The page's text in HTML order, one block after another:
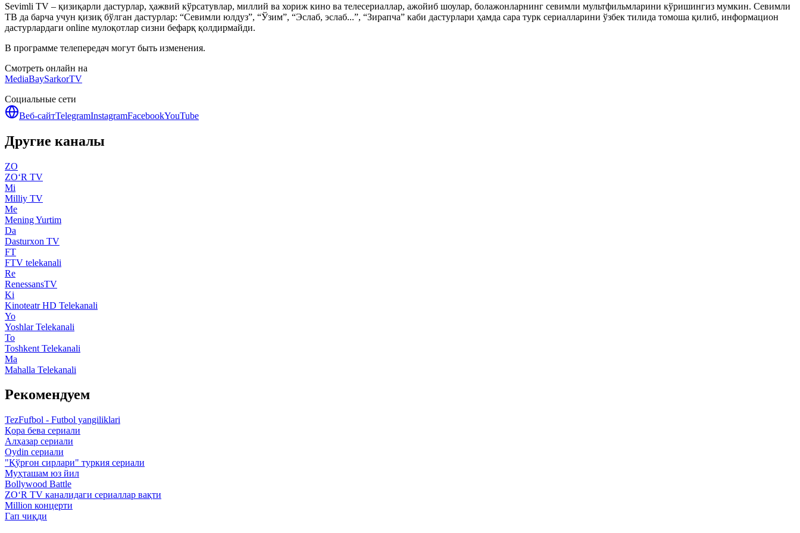
Sevimli TV – қизиқарли дастурлар, ҳажвий кўрсатувлар, миллий ва хориж кино ва телесериаллар, ажойиб шоулар, болажонларнинг севимли мультфильмларини кўришингиз мумкин. Севимли
ТВ да барча учун қизиқ бўлган дастурлар: “Севимли юлдуз”, “Ўзим”, “Эслаб, эслаб...”, “Зирапча” каби дастурлари ҳамда сара турк сериалларини ўзбек тилида томоша қилиб, информацион
дастурлардаги online мулоқотлар сизни бефарқ қолдирмайди.
В программе телепередач могут быть изменения.
Смотреть онлайн на
MediaBaySarkorTV
Социальные сети
Веб-сайтTelegramInstagramFacebookYouTube
Другие каналы
ZO
ZO‘R TV
Mi
Milliy TV
Me
Mening Yurtim
Da
Dasturxon TV
FT
FTV telekanali
Re
RenessansTV
Ki
Kinoteatr HD Telekanali
Yo
Yoshlar Telekanali
To
Toshkent Telekanali
Ma
Mahalla Telekanali
Рекомендуем
TezFufbol - Futbol yangiliklari
Қора бева сериали
Алҳазар сериали
Oydin сериали
"Қўрғон сирлари" туркия сериали
Муҳташам юз йил
Bollywood Battle
ZO‘R TV каналидаги сериаллар вақти
Million концерти
Гап чиқди